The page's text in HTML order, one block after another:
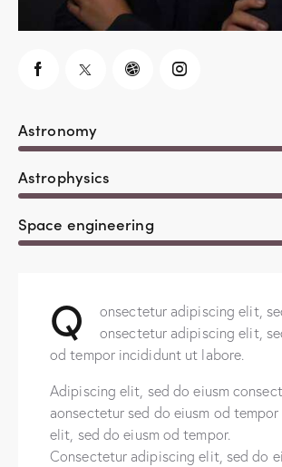
Astronomy
Astrophysics
Space engineering
Q
onsectetur adipiscing elit,
onsectetur adipiscing elit,
od tempor incididunt ut labore.
Adipiscing elit, sed do eiusm
aonsectetur sed do eiusm od
elit, sed do eiusm od tempor.
Consectetur adipiscing elit, sed do